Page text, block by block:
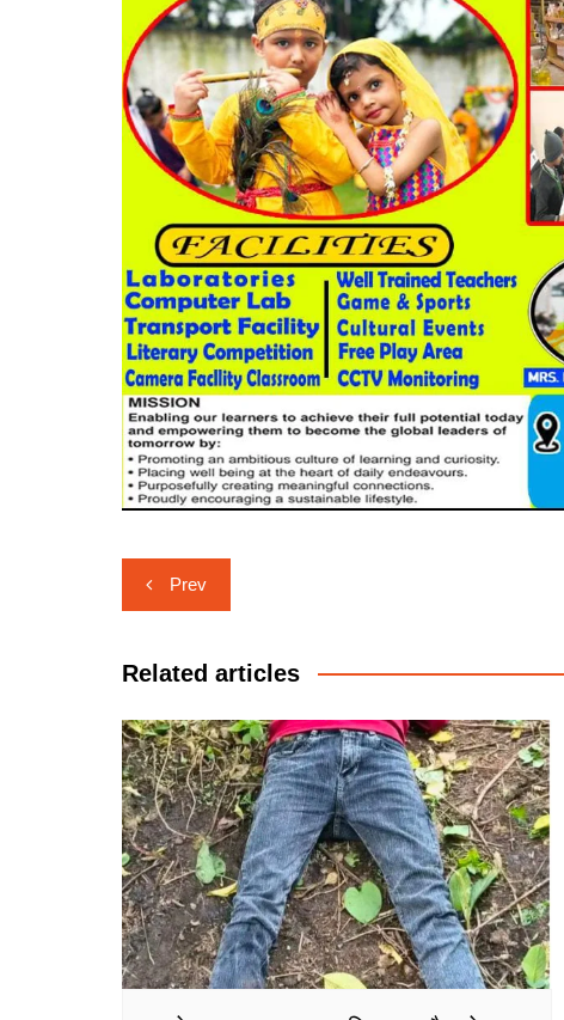
Post
navigation
Prev
Related articles